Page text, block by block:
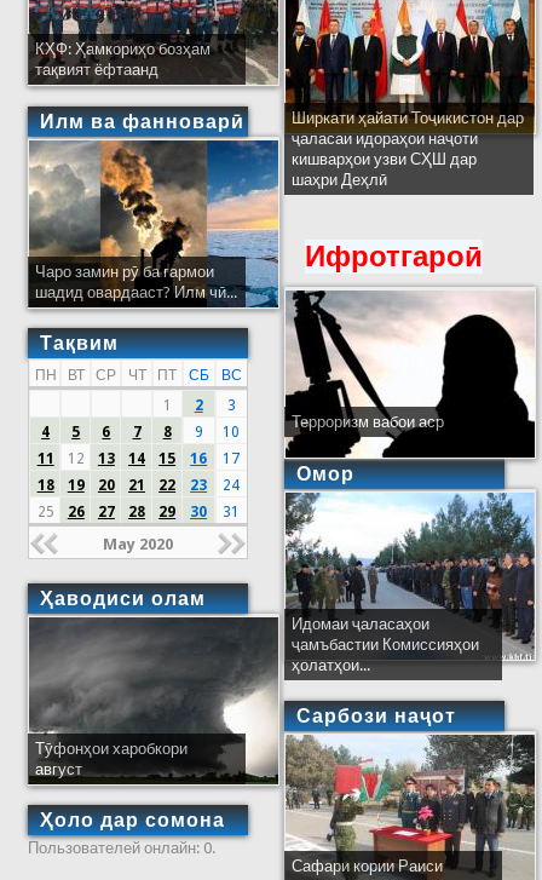
КҲФ: Ҳамкориҳо бозҳам
тақвият ёфтаанд
Илм ва фанноварӣ
Чаро замин рӯ ба гармои
шадид овардааст? Илм чӣ...
Тақвим
ПН ВТ СР ЧТ ПТ СБ
ВС
1
2
3
4
5 6 7 8 9
10
11
12 13 14 15 16
17
18
19 20 21 22 23
24
25
26 27 28 29 30 31
May 2020
Ҳаводиси олам
Тӯфонҳои харобкори
август
Ҳоло дар сомона
Пользователей онлайн: 0.
Ширкати ҳайати Тоҷикистон дар
ҷаласаи идораҳои наҷоти
кишварҳои узви СҲШ дар
шаҳри Деҳлӣ
Ифротгароӣ
Терроризм вабои аср
Омор
Идомаи ҷаласаҳои
ҷамъбастии Комиссияҳои
ҳолатҳои...
Сарбози наҷот
Сафари кории Раиси